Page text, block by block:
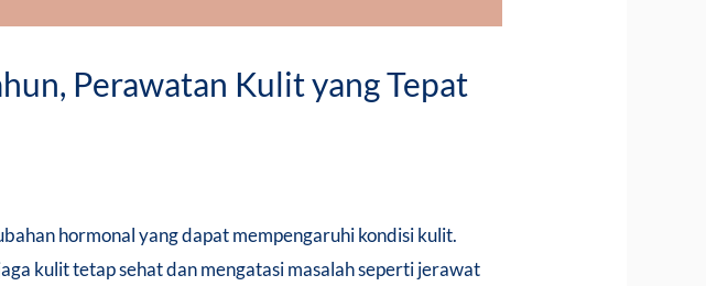
Perawatan Kulit yang Tepat
hormonal yang dapat mempengaruhi kondisi kulit.
kulit tetap sehat dan mengatasi masalah seperti jerawat